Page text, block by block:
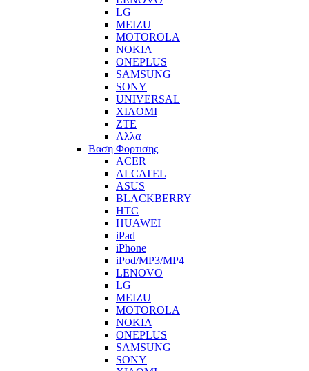
LG
MEIZU
MOTOROLA
NOKIA
ONEPLUS
SAMSUNG
SONY
UNIVERSAL
XIAOMI
ZTE
Αλλα
Βαση Φορτισης
ACER
ALCATEL
ASUS
BLACKBERRY
HTC
HUAWEI
iPad
iPhone
iPod/MP3/MP4
LENOVO
LG
MEIZU
MOTOROLA
NOKIA
ONEPLUS
SAMSUNG
SONY